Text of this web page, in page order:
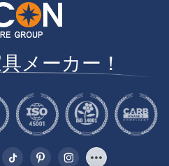
メーカー！